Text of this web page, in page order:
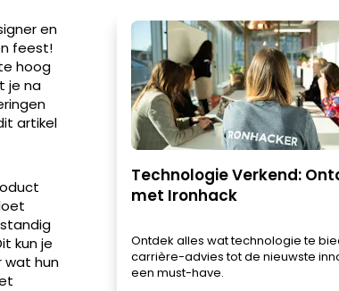
en
feest!
hoog
je na
artikel
kun je
wat hun
Technologie Verkend:
met Ironhack
Ontdek alles wat technologie te
carrière-advies tot de nieuwste
een must-have.